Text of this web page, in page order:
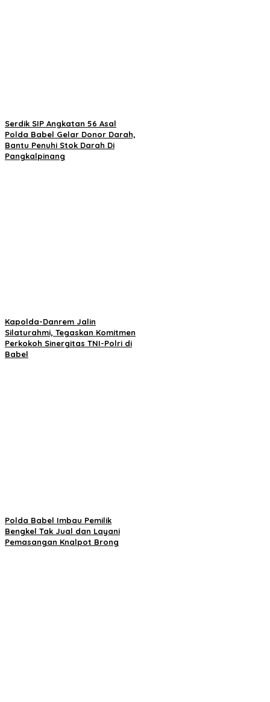
Serdik SIP Angkatan 56 Asal
Polda Babel Gelar Donor Darah,
Bantu Penuhi Stok Darah Di
Pangkalpinang
Kapolda-Danrem Jalin
Silaturahmi, Tegaskan Komitmen
Perkokoh Sinergitas TNI-Polri di
Babel
Polda Babel Imbau Pemilik
Bengkel Tak Jual dan Layani
Pemasangan Knalpot Brong